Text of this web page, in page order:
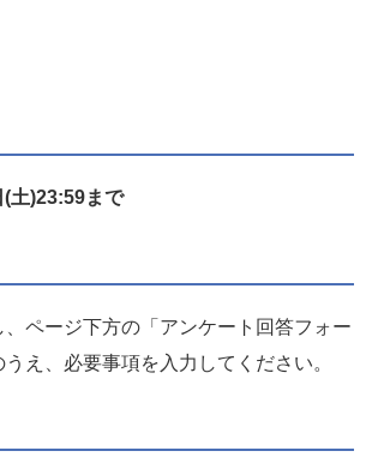
(土)23:59まで
ページ下方の「アンケート回答フォー
え、必要事項を入力してください。